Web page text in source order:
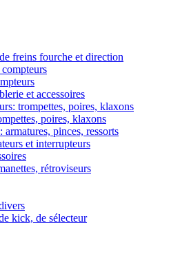
freins fourche et direction
et accessoires
trompettes, poires, klaxons
poires, klaxons
armatures, pinces, ressorts
et interrupteurs
rétroviseurs
kick, de sélecteur